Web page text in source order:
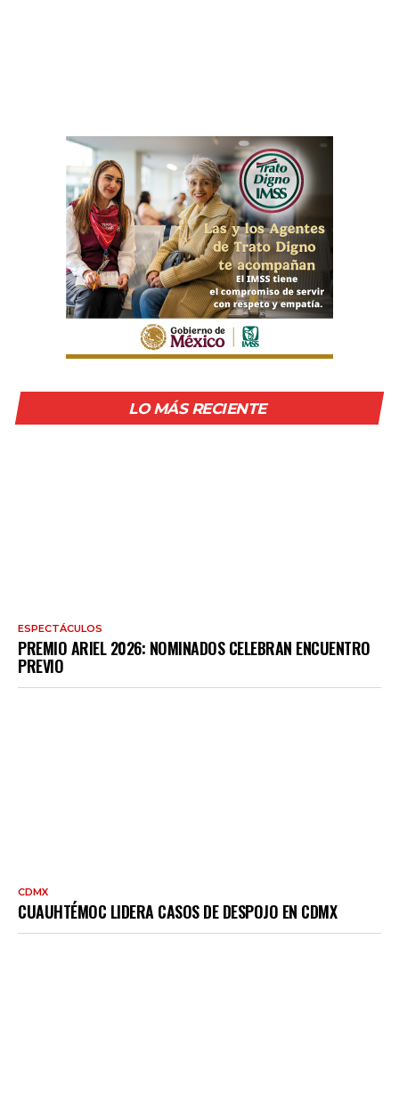
LO MÁS RECIENTE
ESPECTÁCULOS
PREMIO ARIEL 2026: NOMINADOS CELEBRAN ENCUENTRO
PREVIO
CDMX
CUAUHTÉMOC LIDERA CASOS DE DESPOJO EN CDMX